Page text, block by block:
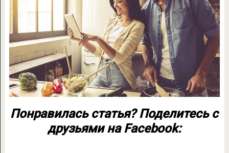
Понравилась статья? Поделитесь с
друзьями на Facebook: